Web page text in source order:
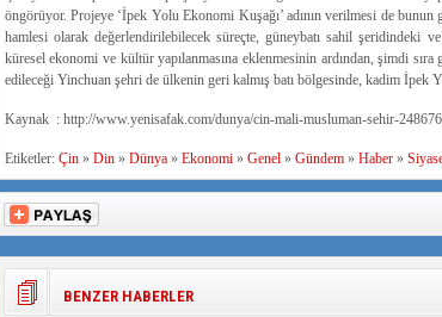
öngörüyor. Projeye ‘İpek Yolu Ekonomi Kuşa­ğı’ adının verilmesi de
hamlesi olarak değerlendirilebilecek süreçte, güneybatı sahil şe­ridindeki
küresel ekonomi ve kültür yapı­lanmasına eklenmesinin ardından, şimdi
edileceği Yinchuan şehri de ülkenin geri kalmış batı bölgesinde, kadim İpek
Kaynak : http://www.yenisafak.com/dunya/cin-mali-musluman-sehir-
Etiketler: Çin» Din» Dünya» Ekonomi» Genel» Gündem» Haber»
BENZER HABERLER